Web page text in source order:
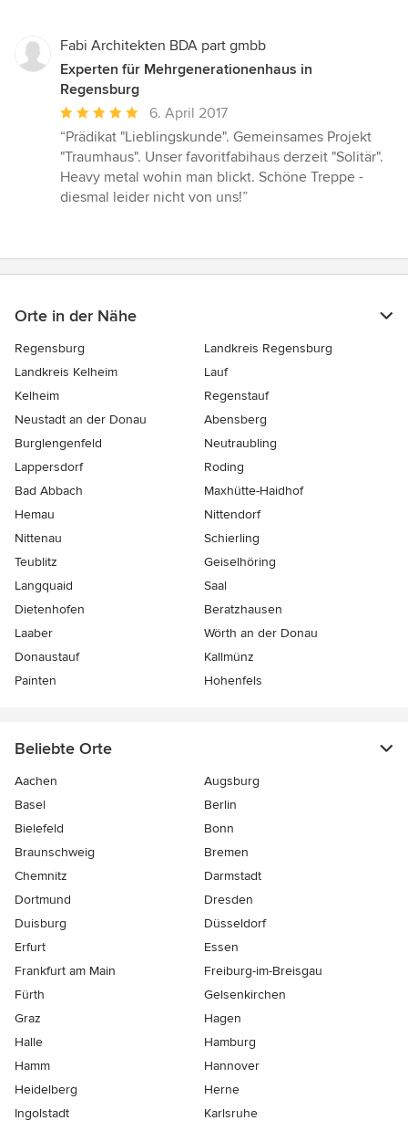
Fabi Architekten BDA part gmbb
Experten für Mehrgenerationenhaus in
Regensburg
Durchschnittliche
Bewertung:
5
von
5
6. April 2017
“Prädikat "Lieblingskunde". Gemeinsames Projekt
"Traumhaus". Unser favoritfabihaus derzeit "Solitär".
Heavy metal wohin man blickt. Schöne Treppe -
diesmal leider nicht von uns!”
Orte in der Nähe
Regensburg
Landkreis Regensburg
Landkreis Kelheim
Lauf
Kelheim
Regenstauf
Neustadt an der Donau
Abensberg
Burglengenfeld
Neutraubling
Lappersdorf
Roding
Bad Abbach
Maxhütte-Haidhof
Hemau
Nittendorf
Nittenau
Schierling
Teublitz
Geiselhöring
Langquaid
Saal
Dietenhofen
Beratzhausen
Laaber
Wörth an der Donau
Donaustauf
Kallmünz
Painten
Hohenfels
Beliebte Orte
Aachen
Augsburg
Basel
Berlin
Bielefeld
Bonn
Braunschweig
Bremen
Chemnitz
Darmstadt
Dortmund
Dresden
Duisburg
Düsseldorf
Erfurt
Essen
Frankfurt am Main
Freiburg-im-Breisgau
Fürth
Gelsenkirchen
Graz
Hagen
Halle
Hamburg
Hamm
Hannover
Heidelberg
Herne
Ingolstadt
Karlsruhe